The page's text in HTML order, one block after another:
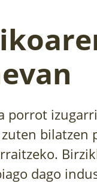
porrot
bilatzen
dago